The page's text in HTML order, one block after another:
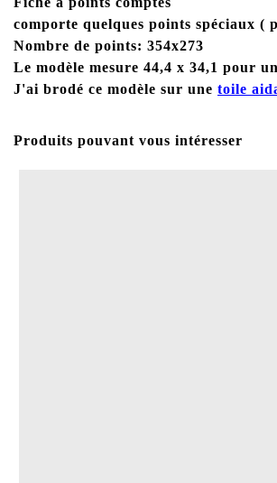
comporte quelques points spéciaux (
Nombre de points: 354x273
Le modèle mesure 44,4 x 34,1 pour
J'ai brodé ce modèle sur une toile
Produits pouvant vous intéresser